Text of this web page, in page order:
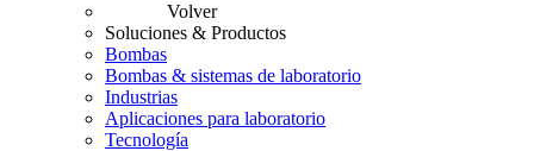
Volver
Soluciones & Productos
Bombas
Bombas & sistemas de laboratorio
Industrias
Aplicaciones para laboratorio
Tecnología